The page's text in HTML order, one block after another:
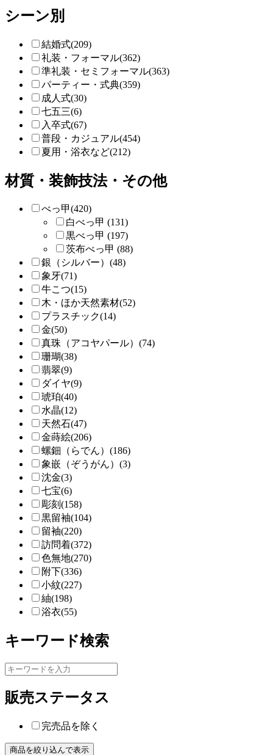
シーン別
結婚式(209)
礼装・フォーマル(362)
準礼装・セミフォーマル(363)
パーティー・式典(359)
成人式(30)
七五三(6)
入卒式(67)
普段・カジュアル(454)
夏用・浴衣など(212)
材質・装飾技法・その他
べっ甲(420)
白べっ甲 (131)
黒べっ甲 (197)
茨布べっ甲 (88)
銀（シルバー）(48)
象牙(71)
牛こつ(15)
木・ほか天然素材(52)
プラスチック(14)
金(50)
真珠（アコヤパール）(74)
珊瑚(38)
翡翠(9)
ダイヤ(9)
琥珀(40)
水晶(12)
天然石(47)
金蒔絵(206)
螺鈿（らでん）(186)
象嵌（ぞうがん）(3)
沈金(3)
七宝(6)
彫刻(158)
黒留袖(104)
留袖(220)
訪問着(372)
色無地(270)
附下(336)
小紋(227)
紬(198)
浴衣(55)
キーワード検索
販売ステータス
完売品を除く